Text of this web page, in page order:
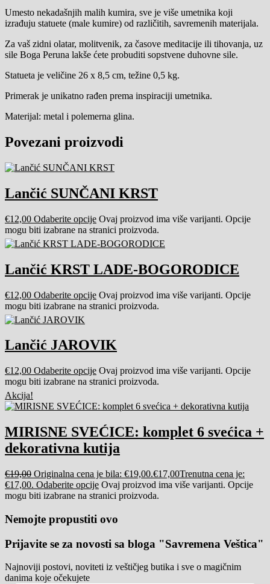
Umesto nekadašnjih malih kumira, sve je više umetnika koji
izrađuju statuete (male kumire) od različitih, savremenih materijala.
Za vaš zidni olatar, molitvenik, za časove meditacije ili tihovanja, uz
sile Boga Peruna lakše ćete probuditi sopstvene duhovne sile.
Statueta je veličine 26 x 8,5 cm, težine 0,5 kg.
Primerak je unikatno rađen prema inspiraciji umetnika.
Materijal: metal i polemerna glina.
Povezani proizvodi
Lančić SUNČANI KRST
€12,00 Odaberite opcije Ovaj proizvod ima više varijanti. Opcije
mogu biti izabrane na stranici proizvoda.
Lančić KRST LADE-BOGORODICE
€12,00 Odaberite opcije Ovaj proizvod ima više varijanti. Opcije
mogu biti izabrane na stranici proizvoda.
Lančić JAROVIK
€12,00 Odaberite opcije Ovaj proizvod ima više varijanti. Opcije
mogu biti izabrane na stranici proizvoda.
Akcija!
MIRISNE SVEĆICE: komplet 6 svećica +
dekorativna kutija
€19,00 Originalna cena je bila: €19,00.€17,00Trenutna cena je:
€17,00. Odaberite opcije Ovaj proizvod ima više varijanti. Opcije
mogu biti izabrane na stranici proizvoda.
Nemojte propustiti ovo
Prijavite se za novosti sa bloga "Savremena Veštica"
Najnoviji postovi, noviteti iz veštičjeg butika i sve o magičnim
danima koje očekujete